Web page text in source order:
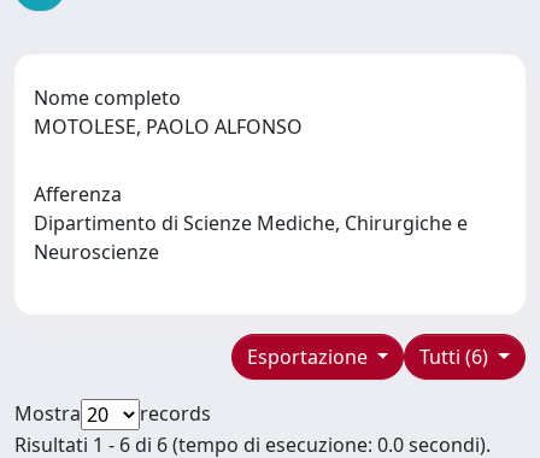
Nome completo
MOTOLESE, PAOLO ALFONSO
Afferenza
Dipartimento di Scienze Mediche, Chirurgiche e
Neuroscienze
Tutti (6)
Esportazione
Mostra
records
Risultati 1 - 6 di 6 (tempo di esecuzione: 0.0 secondi).